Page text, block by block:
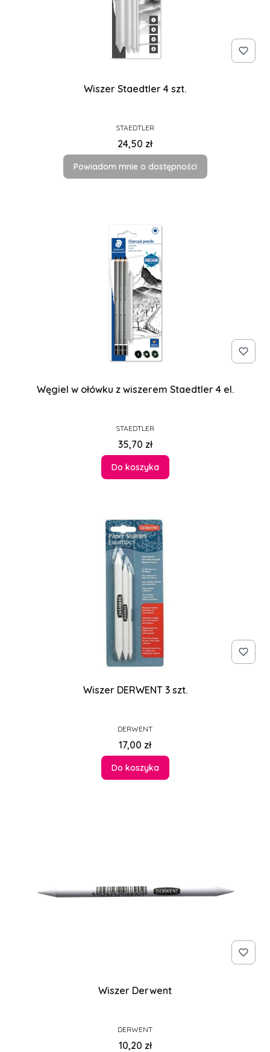
Wiszer Staedtler 4 szt.
PRODUCENT
STAEDTLER
Cena
24,50 zł
Powiadom mnie o dostępności
Węgiel w ołówku z wiszerem Staedtler 4 el.
PRODUCENT
STAEDTLER
Cena
35,70 zł
Do koszyka
Wiszer DERWENT 3 szt.
PRODUCENT
DERWENT
Cena
17,00 zł
Do koszyka
Wiszer Derwent
PRODUCENT
DERWENT
Cena
10,20 zł